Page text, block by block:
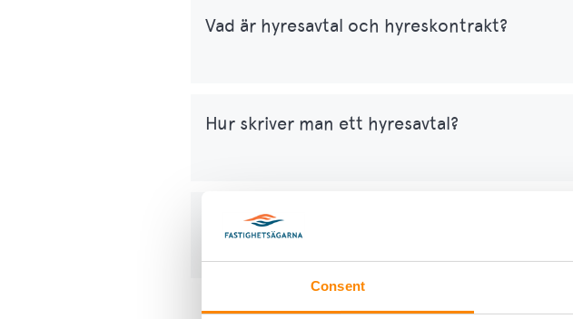
Consent
Vad är hyresavtal och hyreskontrakt?
Hur skriver man ett hyresavtal?
Vad är ett grönt hyresavtal?